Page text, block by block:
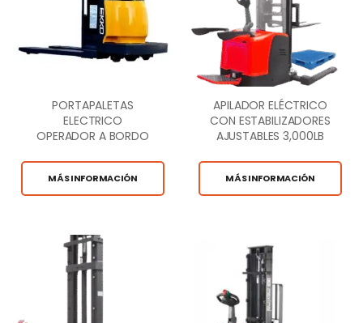
PORTAPALETAS
ELECTRICO
OPERADOR A BORDO
MÁS INFORMACIÓN
APILADOR ELÉCTRICO
CON ESTABILIZADORES
AJUSTABLES 3,000LB
MÁS INFORMACIÓN